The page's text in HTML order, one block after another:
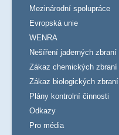
Mezinárodní spolupráce
Evropská unie
WENRA
Nešíření jaderných zbraní
Zákaz chemických zbraní
Zákaz biologických zbraní
Plány kontrolní činnosti
Odkazy
Pro média